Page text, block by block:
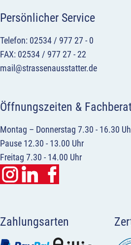
Persönlicher Service
Telefon: 02534 / 977 27 - 0
FAX: 02534 / 977 27 - 22
mail@strassenausstatter.de
Öffnungszeiten &
Montag – Donnerstag 7.30 - 16.30
Pause 12.30 - 13.00 Uhr
Freitag 7.30 - 14.00 Uhr
Zahlungsarten